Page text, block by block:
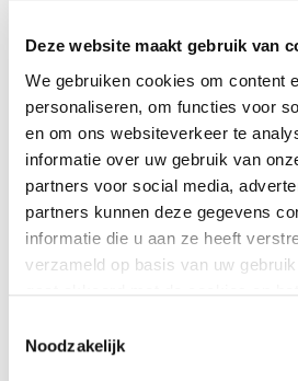
Deze website maakt gebruik van
We gebruiken cookies om content
personaliseren, om functies voor
en om ons websiteverkeer te
informatie over uw gebruik van
partners voor social media,
partners kunnen deze gegevens
informatie die u aan ze heeft
verzameld op basis van uw
Noodzakelijk
Duurzaam erfgoed: van Gouden
De komende jaren staat ons een grote
wachten. Steeds meer woningen
Duurzaam Erfgoed Congres werd
winnen valt.